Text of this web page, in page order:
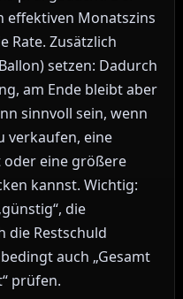
effektiven Monatszins
Rate. Zusätzlich
setzen: Dadurch
am Ende bleibt aber
sinnvoll sein, wenn
verkaufen, eine
eine größere
kannst. Wichtig:
die
die Restschuld
auch „Gesamt
prüfen.